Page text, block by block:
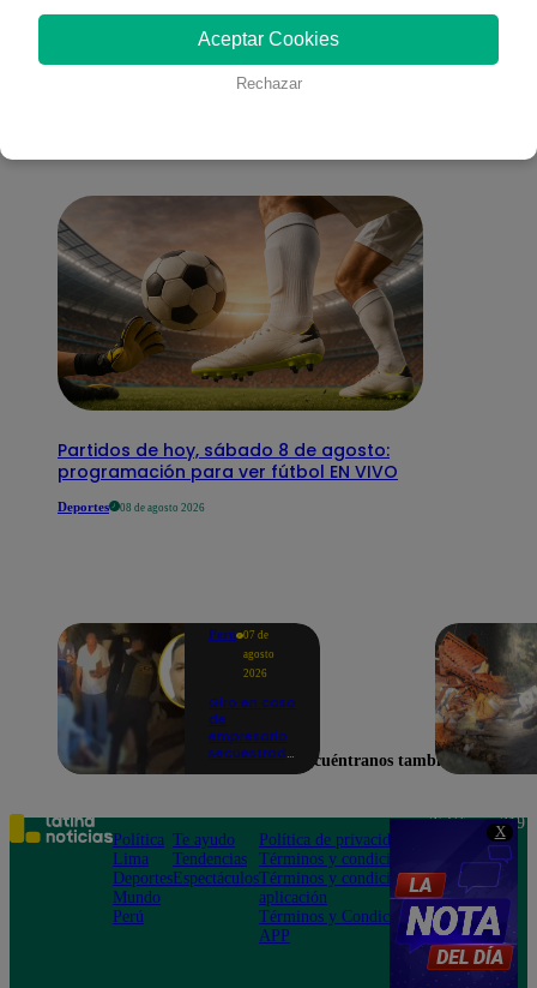
X
También te puede
Partidos de hoy, sábado 8 de agosto:
programación para ver fútbol EN VIVO
Deportes 08 de agosto 2026
Perú 07 de
agosto
2026
Giro en caso
de
empresario
secuestrado
cuentas
Aceptar Cookies
Rechazar
Encuéntranos también en
Política
Lima
Deportes
Mundo
Perú
Te ayudo
Tendencias
Espectáculos
Política de privacidad
Términos y condiciones
Términos y condiciones
aplicación
Términos y Condiciones
APP
Teléfono: 219
Av. San
Felipe 968
Jesús María